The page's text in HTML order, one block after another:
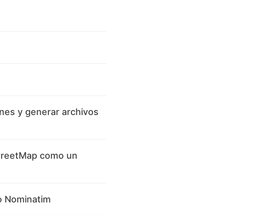
y generar archivos
como un
Nominatim